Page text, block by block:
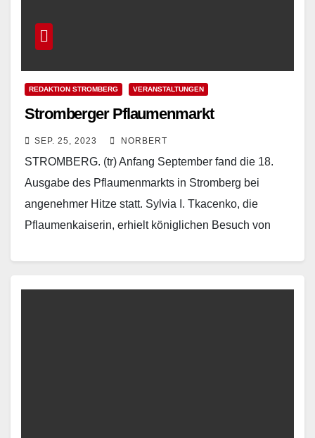
REDAKTION STROMBERG VERANSTALTUNGEN
Stromberger Pflaumenmarkt
SEP. 25, 2023 NORBERT
STROMBERG. (tr) Anfang September fand die 18.
Ausgabe des Pflaumenmarkts in Stromberg bei
angenehmer Hitze statt. Sylvia I. Tkacenko, die
Pflaumenkaiserin, erhielt königlichen Besuch von